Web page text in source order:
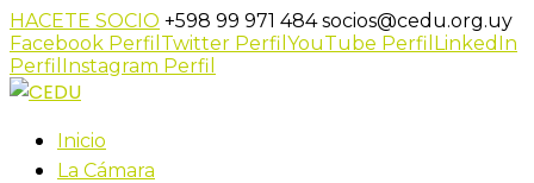
HACETE SOCIO +598 99 971 484socios@cedu.org.uy
Facebook Perfil Twitter Perfil YouTube Perfil LinkedIn
Perfil Instagram Perfil
Inicio
La Cámara